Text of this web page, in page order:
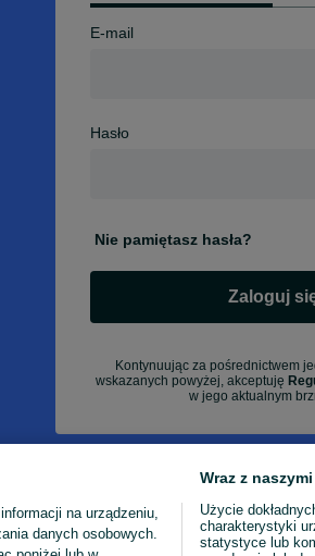
E-mail
Hasło
Nie pamiętasz hasła?
Zaloguj
Kontynuując za pośrednictwem
wskazanych powyżej, akceptuję
w jego aktualnym
na urządzeniu,
danych osobowych.
Wraz z
Użycie
charakterystyki
statystyce lub